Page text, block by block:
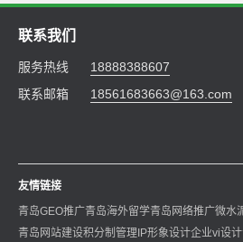
联系我们
服务热线
18888388607
联系邮箱
18561683663@163.com
友情链接
青岛GEO推广青岛海外留学青岛网络推广微水
青岛网站建设积分制管理 IP形象设计企业vi设计